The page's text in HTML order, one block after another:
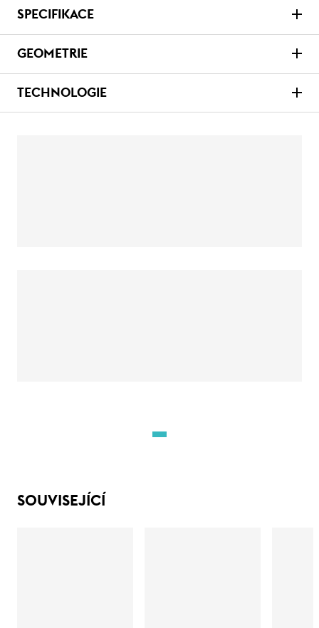
SPECIFIKACE
GEOMETRIE
TECHNOLOGIE
SOUVISEJÍCÍ